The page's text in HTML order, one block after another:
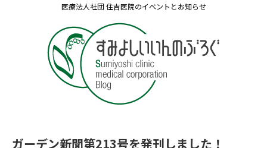
医療法人社団 住吉医院のイベントとお知らせ
ガーデン新聞第213号を発刊しました！